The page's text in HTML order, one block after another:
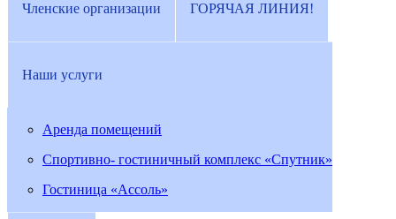
Членские организации ГОРЯЧАЯ ЛИНИЯ!
Наши услуги
Аренда помещений
Спортивно- гостиничный комплекс «Спутник»
Гостиница «Ассоль»